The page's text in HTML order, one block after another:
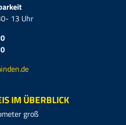
13 Uhr
IM ÜBERBLICK
groß